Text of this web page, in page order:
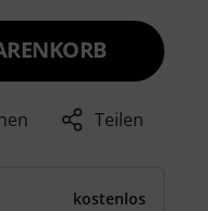
Teilen
kostenlos